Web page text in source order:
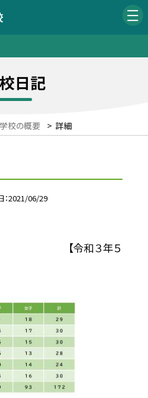
日記
学校の概要 > 詳細
2021/06/29
３年５